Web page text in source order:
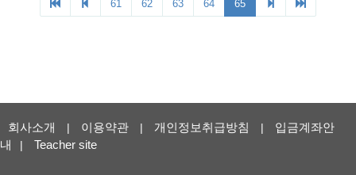
회사소개 | 이용약관 | 개인정보취급방침 |
입금계좌안
내
| Teacher site